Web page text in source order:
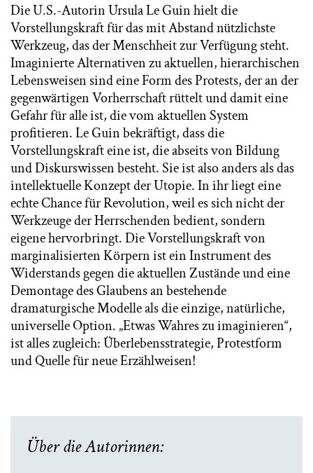
Die U.S.-Autorin Ursula Le Guin hielt die
Vorstellungskraft für das mit Abstand nützlichste
Werkzeug, das der Menschheit zur Verfügung steht.
Imaginierte Alternativen zu aktuellen, hierarchischen
Lebensweisen sind eine Form des Protests, der an der
gegenwärtigen Vorherrschaft rüttelt und damit eine
Gefahr für alle ist, die vom aktuellen System
profitieren. Le Guin bekräftigt, dass die
Vorstellungskraft eine ist, die abseits von Bildung
und Diskurswissen besteht. Sie ist also anders als das
intellektuelle Konzept der Utopie. In ihr liegt eine
echte Chance für Revolution, weil es sich nicht der
Werkzeuge der Herrschenden bedient, sondern
eigene hervorbringt. Die Vorstellungskraft von
marginalisierten Körpern ist ein Instrument des
Widerstands gegen die aktuellen Zustände und eine
Demontage des Glaubens an bestehende
dramaturgische Modelle als die einzige, natürliche,
universelle Option. „Etwas Wahres zu imaginieren“,
ist alles zugleich: Überlebensstrategie, Protestform
und Quelle für neue Erzählweisen!
Über die Autorinnen: